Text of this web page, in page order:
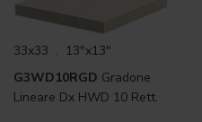
33x33 . 13"x13"
G3WD10RGD Gradone
Lineare Dx HWD 10 Rett.